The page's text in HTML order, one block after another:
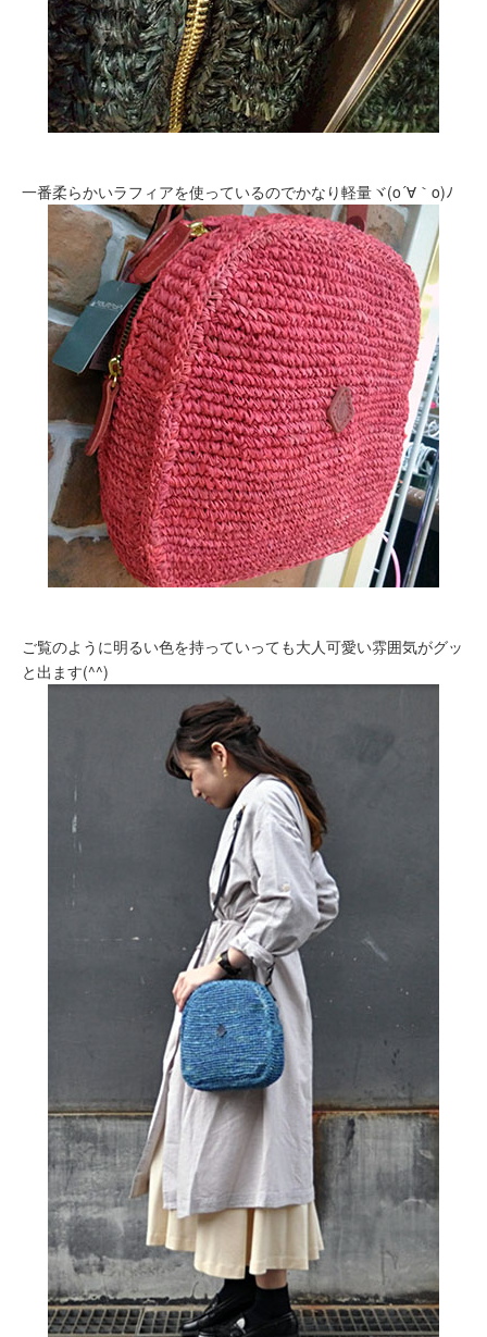
一番柔らかいラフィアを使っているのでかなり軽量ヾ(o´∀｀o)ﾉ
ご覧のように明るい色を持っていっても大人可愛い雰囲気がグッ
と出ます(^^)